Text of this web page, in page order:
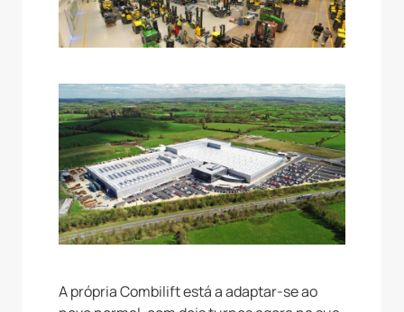
A própria Combilift está a adaptar-se ao